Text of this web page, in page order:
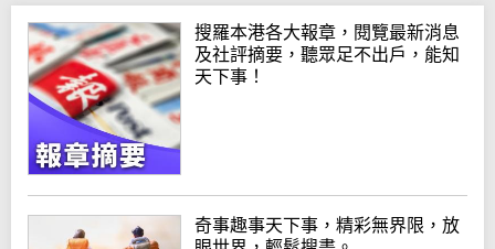
搜羅本港各大報章，閱覽最新消息
及社評摘要，聽眾足不出戶，能知
天下事！
奇事趣事天下事，精彩無界限，放